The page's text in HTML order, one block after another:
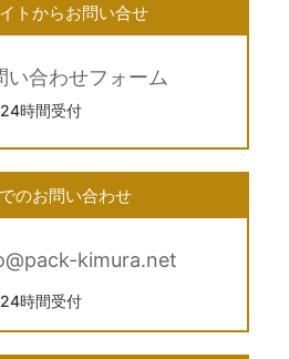
トからお問い合せ
い合わせフォーム
24時間受付
のお問い合わせ
kimura.net
24時間受付